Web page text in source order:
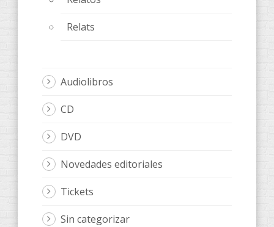
Relats
Audiolibros
CD
DVD
Novedades editoriales
Tickets
Sin categorizar